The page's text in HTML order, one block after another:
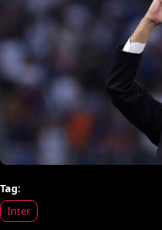
Tag:
Inter